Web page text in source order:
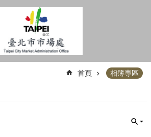
首頁 相簿專區